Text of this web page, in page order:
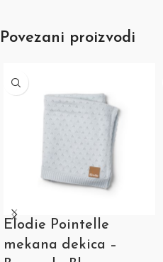
Povezani proizvodi
Elodie Pointelle
mekana dekica –